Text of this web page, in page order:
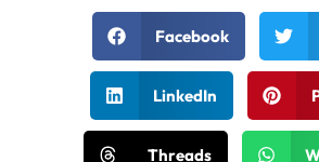
Facebook
LinkedIn
Threads